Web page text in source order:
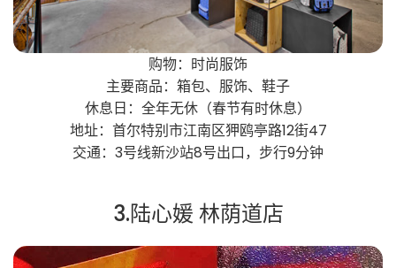
购物：时尚服饰
主要商品：箱包、服饰、鞋子
休息日：全年无休（春节有时休息）
地址：首尔特别市江南区狎鸥亭路12街47
交通：3号线新沙站8号出口，步行9分钟
3.陆心媛 林荫道店